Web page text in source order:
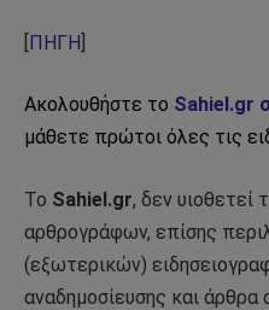
ΠΗΓΗ
Ακολουθήστε το Sahiel.gr
μάθετε πρώτοι όλες τις
Το Sahiel.gr, δεν υιοθετεί
αρθρογράφων, επίσης
(εξωτερικών)
αναδημοσίευσης και